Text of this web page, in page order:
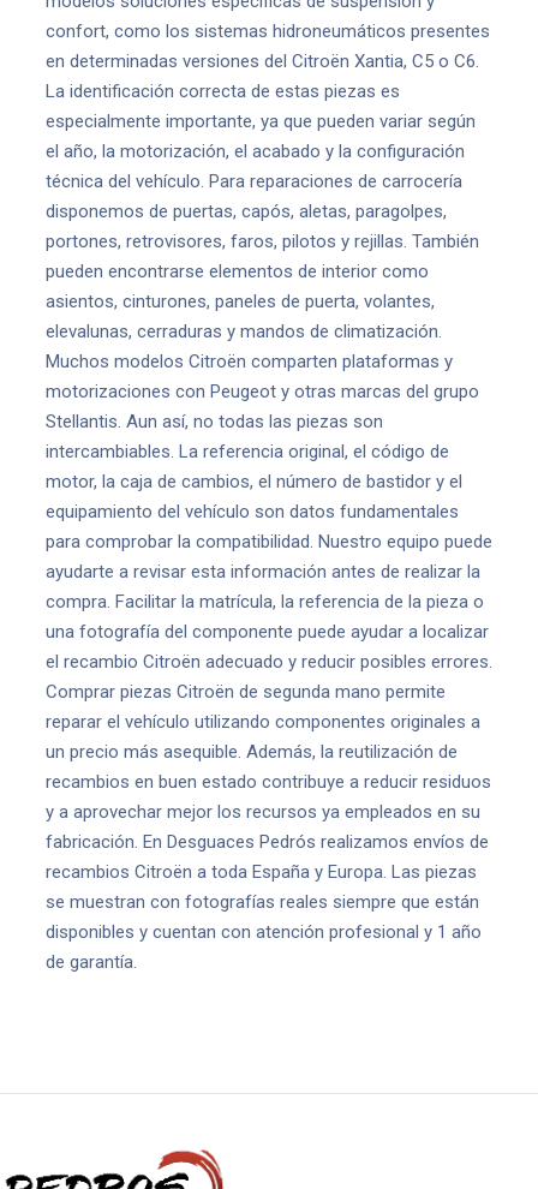
confort, como los sistemas hidroneumáticos presentes
en determinadas versiones del Citroën Xantia, C5 o C6.
La identificación correcta de estas piezas es
especialmente importante, ya que pueden variar según
el año, la motorización, el acabado y la configuración
técnica del vehículo. Para reparaciones de carrocería
disponemos de puertas, capós, aletas, paragolpes,
portones, retrovisores, faros, pilotos y rejillas. También
pueden encontrarse elementos de interior como
asientos, cinturones, paneles de puerta, volantes,
elevalunas, cerraduras y mandos de climatización.
Muchos modelos Citroën comparten plataformas y
motorizaciones con Peugeot y otras marcas del grupo
Stellantis. Aun así, no todas las piezas son
intercambiables. La referencia original, el código de
motor, la caja de cambios, el número de bastidor y el
equipamiento del vehículo son datos fundamentales
para comprobar la compatibilidad. Nuestro equipo puede
ayudarte a revisar esta información antes de realizar la
compra. Facilitar la matrícula, la referencia de la pieza o
una fotografía del componente puede ayudar a localizar
el recambio Citroën adecuado y reducir posibles errores.
Comprar piezas Citroën de segunda mano permite
reparar el vehículo utilizando componentes originales a
un precio más asequible. Además, la reutilización de
recambios en buen estado contribuye a reducir residuos
y a aprovechar mejor los recursos ya empleados en su
fabricación. En Desguaces Pedrós realizamos envíos de
recambios Citroën a toda España y Europa. Las piezas
se muestran con fotografías reales siempre que están
disponibles y cuentan con atención profesional y 1 año
de garantía.